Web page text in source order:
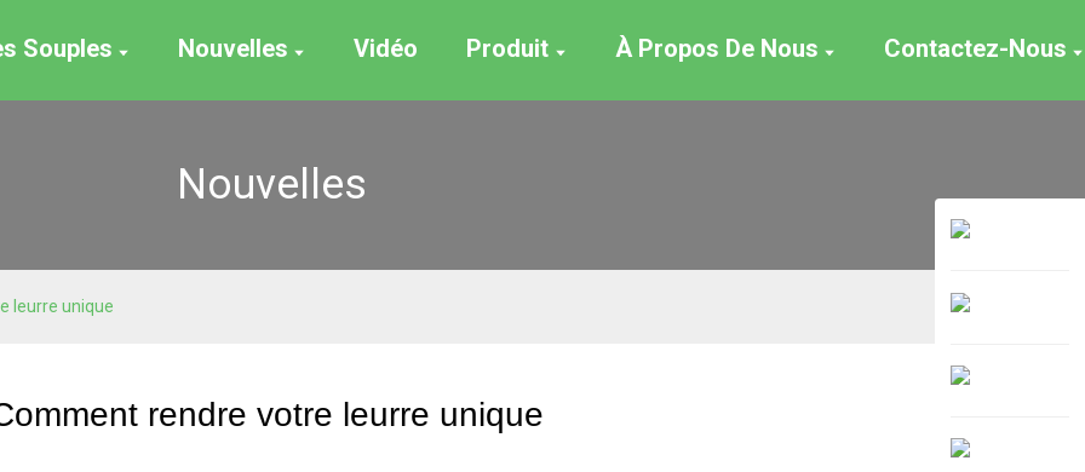
Souples Nouvelles Vidéo Produit À Propos De Nous Contactez-Nous
Nouvelles
leurre unique
rendre votre leurre unique